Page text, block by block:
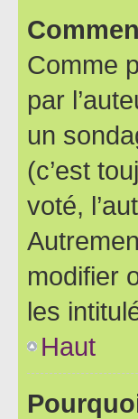
Comme
par
un
(c’est
voté,
modifier
les
Haut